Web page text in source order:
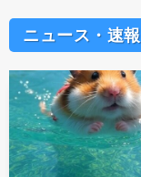
ニュース・速報